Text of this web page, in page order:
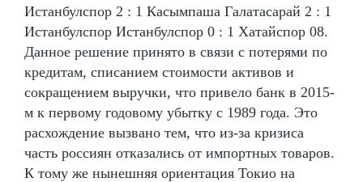
Истанбулспор 2 : 1 Касымпаша Галатасарай 2 : 1
Истанбулспор Истанбулспор 0 : 1 Хатайспор 08.
Данное решение принято в связи с потерями по
кредитам, списанием стоимости активов и
сокращением выручки, что привело банк в 2015-
м к первому годовому убытку с 1989 года. Это
расхождение вызвано тем, что из-за кризиса
часть россиян отказались от импортных товаров.
К тому же нынешняя ориентация Токио на